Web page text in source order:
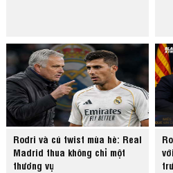
Rodri và cú twist mùa hè: Real
Madrid thua không chỉ một
thương vụ